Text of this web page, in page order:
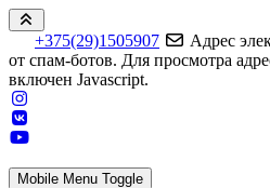
+375(29)1505907
Адрес
от спам-ботов. Для просмотра
включен Javascript.
Mobile Menu Toggle